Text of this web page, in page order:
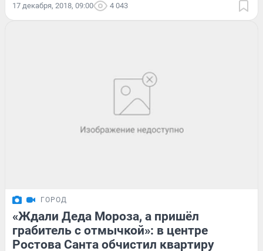
17 декабря, 2018, 09:00 4 043
ГОРОД
«Ждали Деда Мороза, а пришёл
грабитель с отмычкой»: в центре
Ростова Санта обчистил квартиру